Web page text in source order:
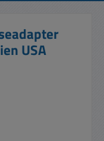
USA